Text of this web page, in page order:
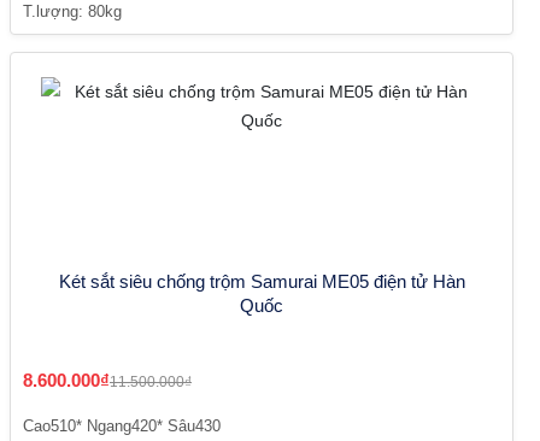
T.lượng: 80kg
Két sắt siêu chống trộm Samurai ME05 điện tử Hàn
Quốc
8.600.000₫11.500.000₫
Cao510* Ngang420* Sâu430